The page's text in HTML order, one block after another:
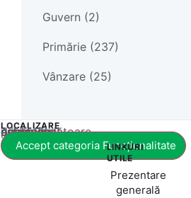
Guvern (2)
Primărie (237)
Vânzare (25)
LOCALIZARE
Acest conținut este blocat până când acceptați categoria corespunzătoare de cookie-uri.
Accept categoria Funcționalitate
LINKURI
UTILE
Prezentare
generală